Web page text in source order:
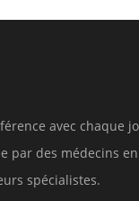
avec chaque
par des médecins
spécialistes.